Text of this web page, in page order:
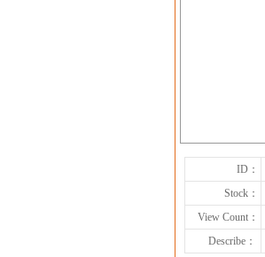
ID：
Stock：
View Count：
Describe：